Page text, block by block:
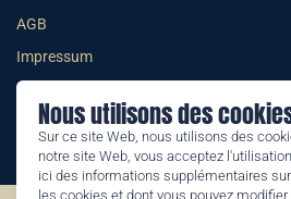
Nous utilisons des
Sur ce site Web, nous utilisons des
notre site Web, vous acceptez
ici des informations supplémentaires
les cookies et dont vous pouvez
AGB
Impressum
Datenschutzerklärung